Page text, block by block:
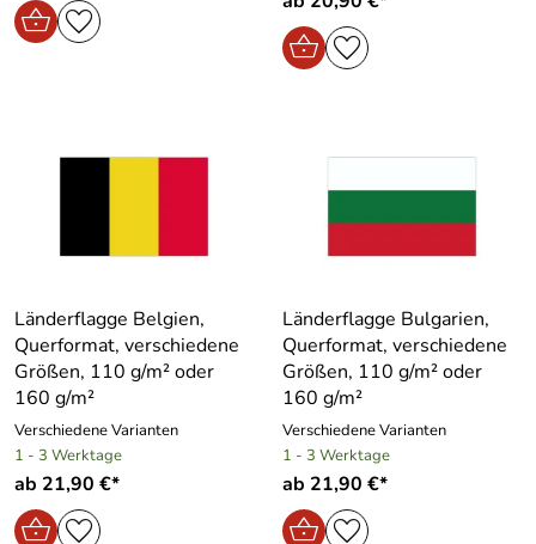
Länderflagge Belgien,
Querformat, verschiedene
Größen, 110 g/m² oder
160 g/m²
Verschiedene Varianten
1 - 3 Werktage
ab 21,90 €*
Länderflagge Bulgarien,
Querformat, verschiedene
Größen, 110 g/m² oder
160 g/m²
Verschiedene Varianten
1 - 3 Werktage
ab 21,90 €*